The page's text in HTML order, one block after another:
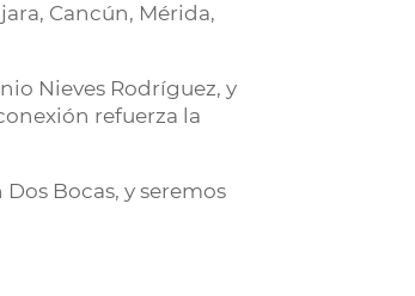
Cancún, Mérida,
Nieves Rodríguez, y
refuerza la
Bocas, y seremos